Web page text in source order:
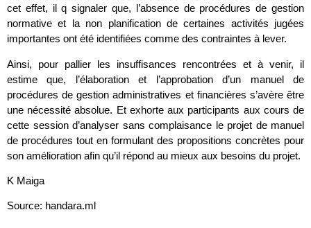
cet effet, il q signaler que, l’absence de procédures de gestion
normative et la non planification de certaines activités jugées
importantes ont été identifiées comme des contraintes à lever.
Ainsi, pour pallier les insuffisances rencontrées et à venir, il
estime que, l’élaboration et l’approbation d’un manuel de
procédures de gestion administratives et financières s’avère être
une nécessité absolue. Et exhorte aux participants aux cours de
cette session d’analyser sans complaisance le projet de manuel
de procédures tout en formulant des propositions concrètes pour
son amélioration afin qu’il répond au mieux aux besoins du projet.
K Maiga
Source: handara.ml